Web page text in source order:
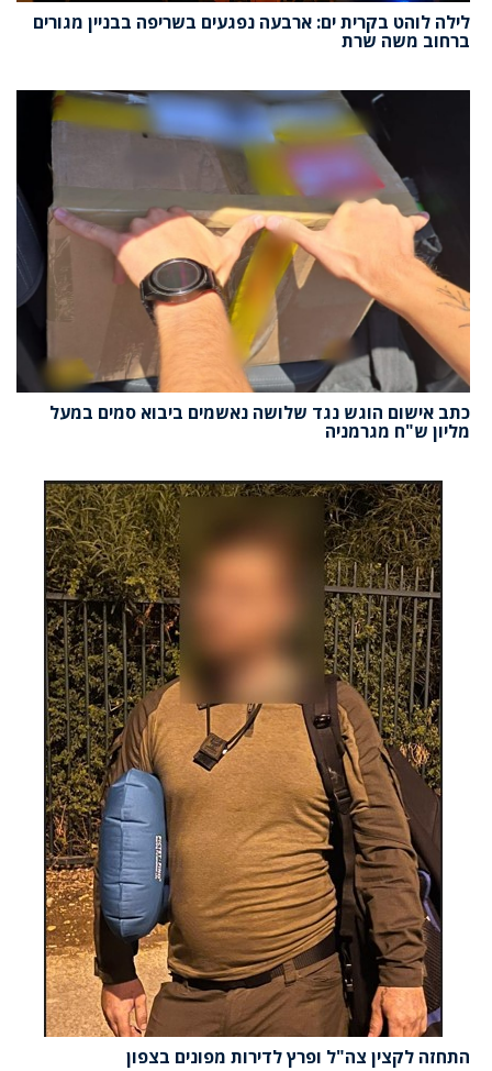
לילה לוהט בקרית ים: ארבעה נפגעים בשריפה בבניין מגורים
ברחוב משה שרת
כתב אישום הוגש נגד שלושה נאשמים ביבוא סמים במעל
מליון ש"ח מגרמניה
התחזה לקצין צה"ל ופרץ לדירות מפונים בצפון